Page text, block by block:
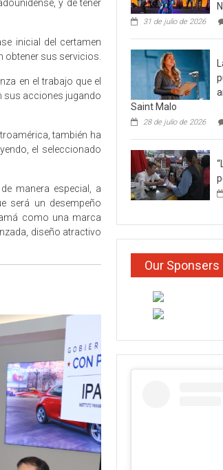
y de tener
inicial del certamen
obtener sus servicios.
en el trabajo que el
sus acciones jugando
también ha
el seleccionado
manera especial, a
será un desempeño
como una marca
diseño atractivo
31 de julio de 2026
Saint Malo
28 de julio de 2026
Our Sponsers